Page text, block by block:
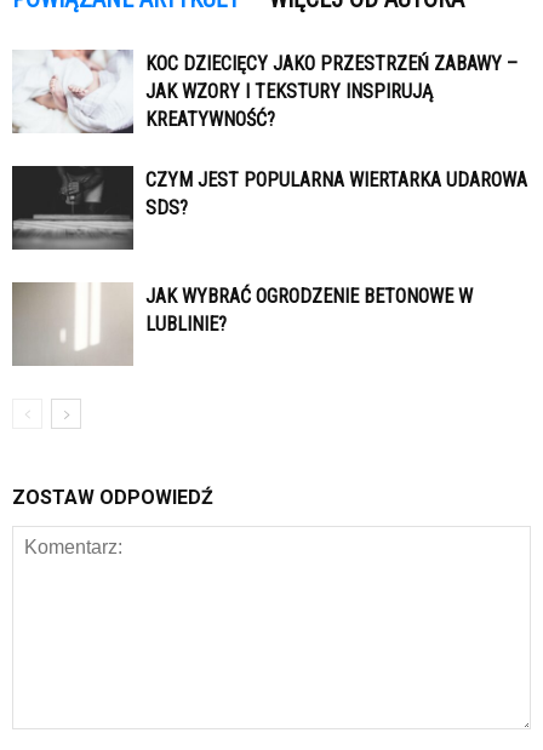
KOC DZIECIĘCY JAKO PRZESTRZEŃ ZABAWY –
JAK WZORY I TEKSTURY INSPIRUJĄ
KREATYWNOŚĆ?
CZYM JEST POPULARNA WIERTARKA UDAROWA
SDS?
JAK WYBRAĆ OGRODZENIE BETONOWE W
LUBLINIE?
ZOSTAW ODPOWIEDŹ